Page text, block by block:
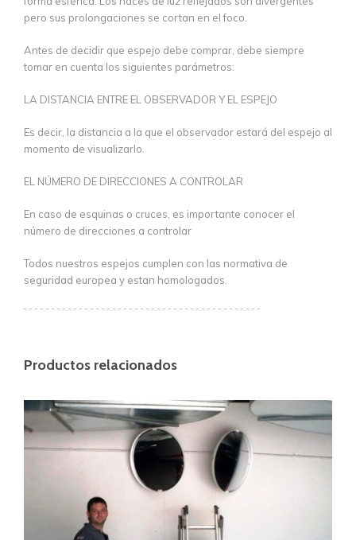
pero sus prolongaciones se cortan en el foco.
Antes de decidir que espejo debe comprar, debe siempre
tomar en cuenta los siguientes parámetros:
LA DISTANCIA ENTRE EL OBSERVADOR Y EL ESPEJO
Es decir, la distancia a la que el observador estará del espejo al
momento de visualizarlo.
EL NÚMERO DE DIRECCIONES A CONTROLAR
En caso de esquinas o cruces, es importante conocer el
número de direcciones a controlar
Todos nuestros espejos cumplen con las normativa de
seguridad europea y estan homologados.
Productos relacionados